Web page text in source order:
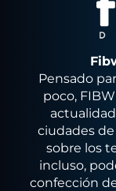
Pensado
poco,
ciudades de
sobre los
incluso,
confección